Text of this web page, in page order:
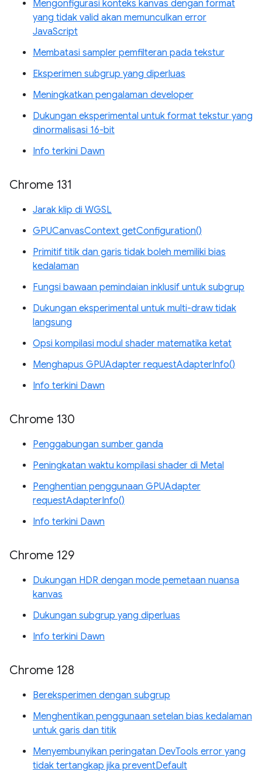
Mengonfigurasi konteks kanvas dengan format
yang tidak valid akan memunculkan error
JavaScript
Membatasi sampler pemfilteran pada tekstur
Eksperimen subgrup yang diperluas
Meningkatkan pengalaman developer
Dukungan eksperimental untuk format tekstur yang
dinormalisasi 16-bit
Info terkini Dawn
Chrome 131
Jarak klip di WGSL
GPUCanvasContext getConfiguration()
Primitif titik dan garis tidak boleh memiliki bias
kedalaman
Fungsi bawaan pemindaian inklusif untuk subgrup
Dukungan eksperimental untuk multi-draw tidak
langsung
Opsi kompilasi modul shader matematika ketat
Menghapus GPUAdapter requestAdapterInfo()
Info terkini Dawn
Chrome 130
Penggabungan sumber ganda
Peningkatan waktu kompilasi shader di Metal
Penghentian penggunaan GPUAdapter
requestAdapterInfo()
Info terkini Dawn
Chrome 129
Dukungan HDR dengan mode pemetaan nuansa
kanvas
Dukungan subgrup yang diperluas
Info terkini Dawn
Chrome 128
Bereksperimen dengan subgrup
Menghentikan penggunaan setelan bias kedalaman
untuk garis dan titik
Menyembunyikan peringatan DevTools error yang
tidak tertangkap jika preventDefault